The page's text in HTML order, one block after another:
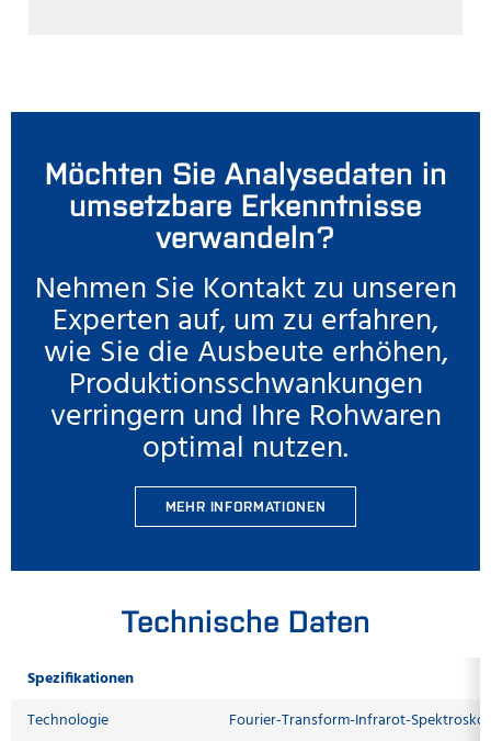
Möchten Sie Analysedaten in
umsetzbare Erkenntnisse
verwandeln?
Nehmen Sie Kontakt zu unseren
Experten auf, um zu erfahren,
wie Sie die Ausbeute erhöhen,
Produktionsschwankungen
verringern und Ihre Rohwaren
optimal nutzen.
MEHR INFORMATIONEN
Technische Daten
Spezifikationen
Technologie
Fourier-Transform-Infrarot-